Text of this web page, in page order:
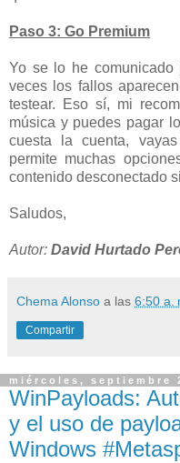
Paso 3: Go Premium
Yo se lo he comunicado
veces los fallos
testear. Eso sí, mi
música y puedes pagar
cuesta la cuenta,
permite muchas
contenido desconectado
Saludos,
Autor: David Hurtado
Chema Alonso a las 6:50 a.
Compartir
miércoles, septiembre
WinPayloads:
y el uso de
Windows